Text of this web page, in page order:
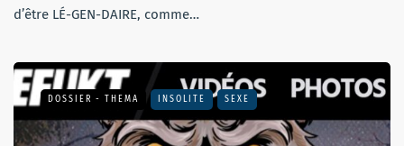
d’être LÉ-GEN-DAIRE, comme…
DOSSIER - THEMA INSOLITE SEXE